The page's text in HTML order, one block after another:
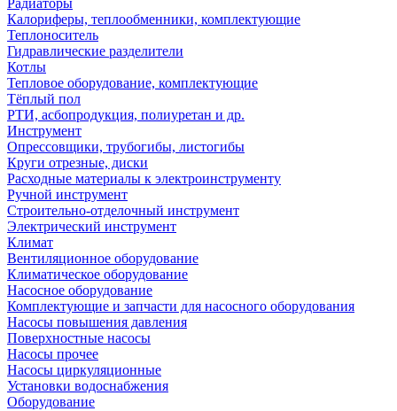
Радиаторы
Калориферы, теплообменники, комплектующие
Теплоноситель
Гидравлические разделители
Котлы
Тепловое оборудование, комплектующие
Тёплый пол
РТИ, асбопродукция, полиуретан и др.
Инструмент
Опрессовщики, трубогибы, листогибы
Круги отрезные, диски
Расходные материалы к электроинструменту
Ручной инструмент
Строительно-отделочный инструмент
Электрический инструмент
Климат
Вентиляционное оборудование
Климатическое оборудование
Насосное оборудование
Комплектующие и запчасти для насосного оборудования
Насосы повышения давления
Поверхностные насосы
Насосы прочее
Насосы циркуляционные
Установки водоснабжения
Оборудование